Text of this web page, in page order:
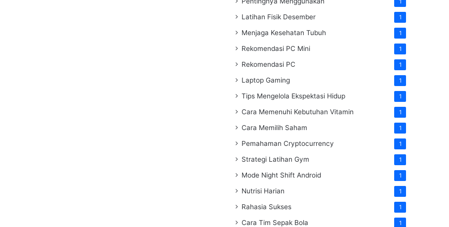
1
Latihan Fisik Desember 1
Menjaga Kesehatan Tubuh 1
Rekomendasi PC Mini 1
Rekomendasi PC 1
Laptop Gaming 1
Tips Mengelola Ekspektasi Hidup 1
Cara Memenuhi Kebutuhan Vitamin 1
Cara Memilih Saham 1
Pemahaman Cryptocurrency 1
Strategi Latihan Gym 1
Mode Night Shift Android 1
Nutrisi Harian 1
Rahasia Sukses 1
Cara Tim Sepak Bola 1